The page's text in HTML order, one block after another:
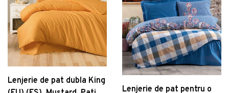
Lenjerie de pat dubla King
Lenjerie de pat pentru o